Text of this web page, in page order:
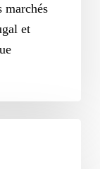
marchés
et